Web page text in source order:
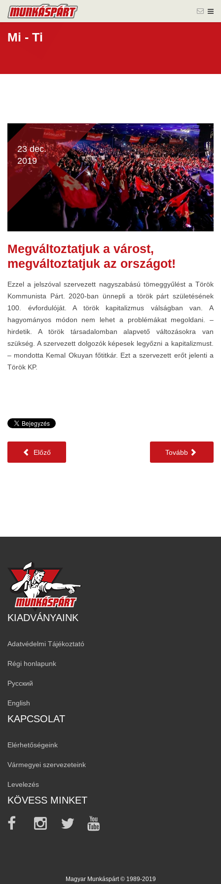
Mi - Ti
23 dec.
2019
Megváltoztatjuk a várost,
megváltoztatjuk az országot!
Ezzel a jelszóval szervezett nagyszabású tömeggyűlést a Török
Kommunista Párt. 2020-ban ünnepli a török párt születésének
100. évfordulóját. A török kapitalizmus válságban van. A
hagyományos módon nem lehet a problémákat megoldani. –
hirdetik. A török társadalomban alapvető változásokra van
szükség. A szervezett dolgozók képesek legyőzni a kapitalizmust.
– mondotta Kemal Okuyan főtitkár. Ezt a szervezett erőt jelenti a
Török KP.
Előző Tovább
KIADVÁNYAINK
Adatvédelmi Tájékoztató
Régi honlapunk
Русский
English
KAPCSOLAT
Elérhetőségeink
Vármegyei szervezeteink
Levelezés
KÖVESS MINKET
Magyar Munkáspárt © 1989-2019